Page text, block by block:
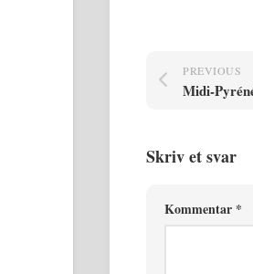
PREVIOUS
Midi-
Skriv et svar
Kommentar *